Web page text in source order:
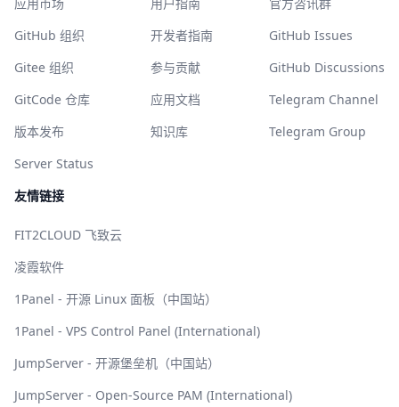
GitHub 组织
Gitee 组织
GitCode 仓库
版本发布
Server Status
开发者指南
参与贡献
应用文档
知识库
GitHub Issues
GitHub Discussions
Telegram Channel
Telegram Group
友情链接
FIT2CLOUD 飞致云
凌霞软件
1Panel - 开源 Linux 面板（中国站）
1Panel - VPS Control Panel (International)
JumpServer - 开源堡垒机（中国站）
JumpServer - Open-Source PAM (International)